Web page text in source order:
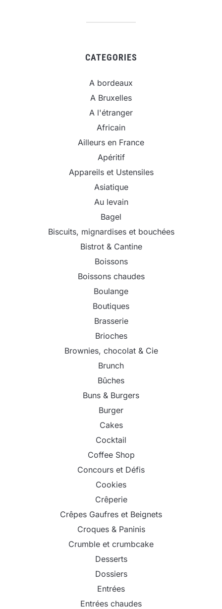
CATEGORIES
A bordeaux
A Bruxelles
A l'étranger
Africain
Ailleurs en France
Apéritif
Appareils et Ustensiles
Asiatique
Au levain
Bagel
Biscuits, mignardises et bouchées
Bistrot & Cantine
Boissons
Boissons chaudes
Boulange
Boutiques
Brasserie
Brioches
Brownies, chocolat & Cie
Brunch
Bûches
Buns & Burgers
Burger
Cakes
Cocktail
Coffee Shop
Concours et Défis
Cookies
Crêperie
Crêpes Gaufres et Beignets
Croques & Paninis
Crumble et crumbcake
Desserts
Dossiers
Entrées
Entrées chaudes